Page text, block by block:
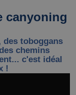
canyoning
des toboggans
chemins
c'est idéal
!